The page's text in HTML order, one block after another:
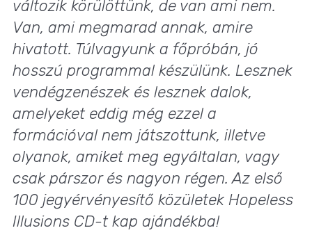
változik körülöttünk, de van ami nem.
Van, ami megmarad annak, amire
hivatott. Túlvagyunk a főpróbán, jó
hosszú programmal készülünk. Lesznek
vendégzenészek és lesznek dalok,
amelyeket eddig még ezzel a
formációval nem játszottunk, illetve
olyanok, amiket meg egyáltalan, vagy
csak párszor és nagyon régen. Az első
100 jegyérvényesítő közületek Hopeless
Illusions CD-t kap ajándékba!